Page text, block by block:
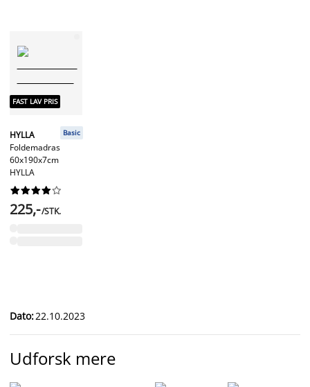
FAST LAV PRIS
HYLLA
Foldemadras
60x190x7cm
HYLLA
Basic






225,-/STK.
Dato:22.10.2023
Udforsk mere